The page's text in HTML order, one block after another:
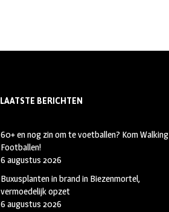
LAATSTE BERICHTEN
60+ en nog zin om te voetballen? Kom Walking
Footballen!
6 augustus 2026
Buxusplanten in brand in Biezenmortel,
vermoedelijk opzet
6 augustus 2026